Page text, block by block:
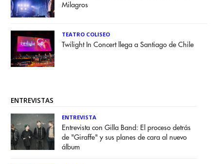
Milagros
TEATRO COLISEO
Twilight In Concert llega a Santiago de Chile
ENTREVISTAS
ENTREVISTA
Entrevista con Gilla Band: El proceso detrás
de "Giraffe" y sus planes de cara al nuevo
álbum